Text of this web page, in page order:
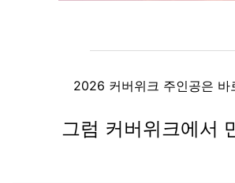
2026 커버위크 주인공은 바
그럼 커버위크에서